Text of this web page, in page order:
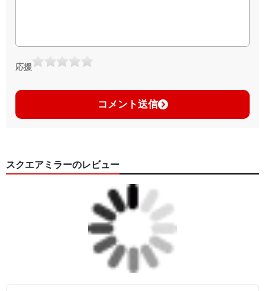
応援
コメント送信
スクエアミラーのレビュー